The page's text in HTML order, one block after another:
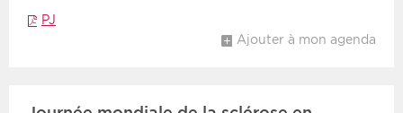
PJ
Ajouter à mon agenda